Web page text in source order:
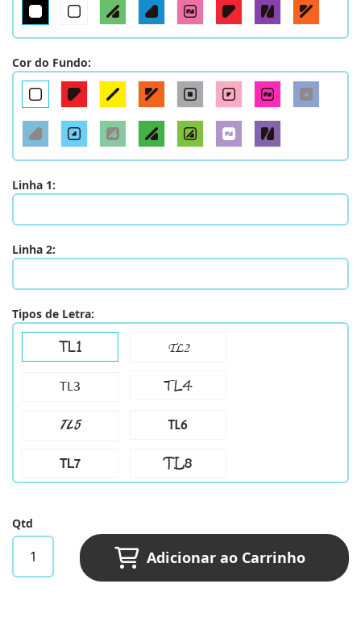
Cor do Fundo:
Linha 1:
Linha 2:
Tipos de Letra:
TL1 TL2
TL3 TL4
TL5 TL6
TL7 TL8
Qtd
Adicionar ao Carrinho